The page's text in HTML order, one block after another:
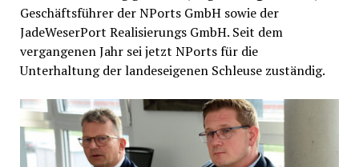
Geschäftsführer der NPorts GmbH sowie der
JadeWeserPort Realisierungs GmbH. Seit dem
vergangenen Jahr sei jetzt NPorts für die
Unterhaltung der landeseigenen Schleuse zuständig.